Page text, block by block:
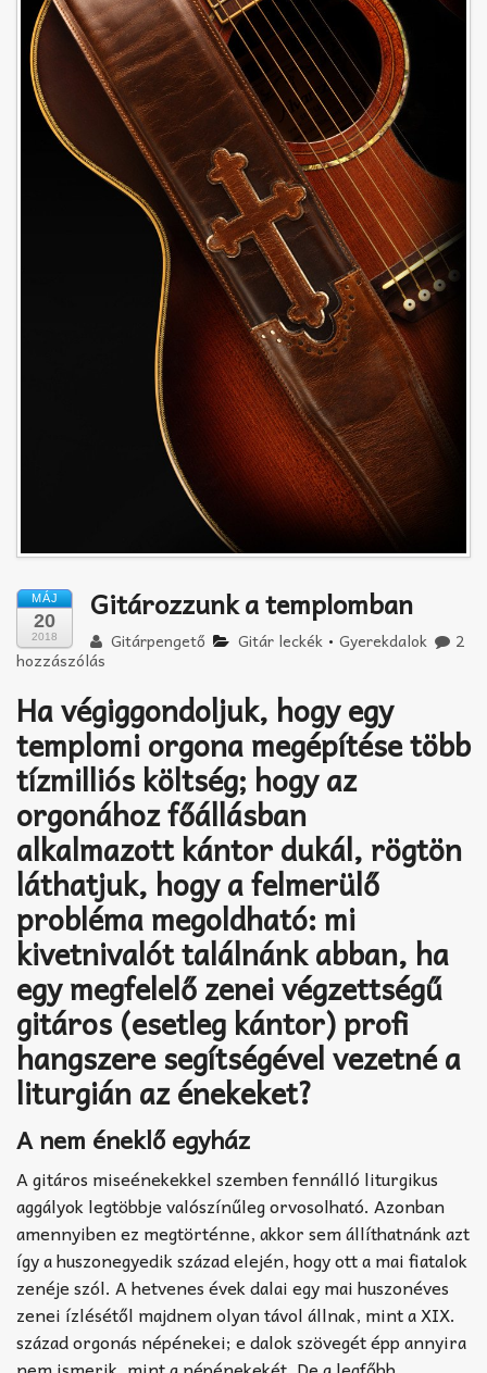
TABok
Improvizáció
MÁJ
20
2018
Gitározzunk a templomban
Gitárpengető Gitár leckék •Gyerekdalok
2
hozzászólás
Ha végiggondoljuk, hogy egy
templomi orgona megépítése több
tízmilliós költség; hogy az
orgonához főállásban
alkalmazott kántor dukál, rögtön
láthatjuk, hogy a felmerülő
probléma megoldható: mi
kivetnivalót találnánk abban, ha
egy megfelelő zenei végzettségű
gitáros (esetleg kántor) profi
hangszere segítségével vezetné a
liturgián az énekeket?
A nem éneklő egyház
A gitáros miseénekekkel szemben fennálló liturgikus
aggályok legtöbbje valószínűleg orvosolható. Azonban
amennyiben ez megtörténne, akkor sem állíthatnánk azt
így a huszonegyedik század elején, hogy ott a mai fiatalok
zenéje szól. A hetvenes évek dalai egy mai huszonéves
zenei ízlésétől majdnem olyan távol állnak, mint a XIX.
század orgonás népénekei; e dalok szövegét épp annyira